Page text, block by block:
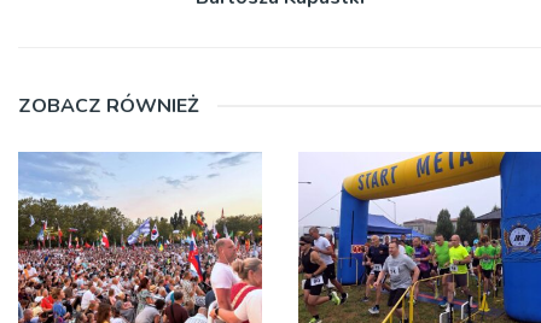
ZOBACZ RÓWNIEŻ